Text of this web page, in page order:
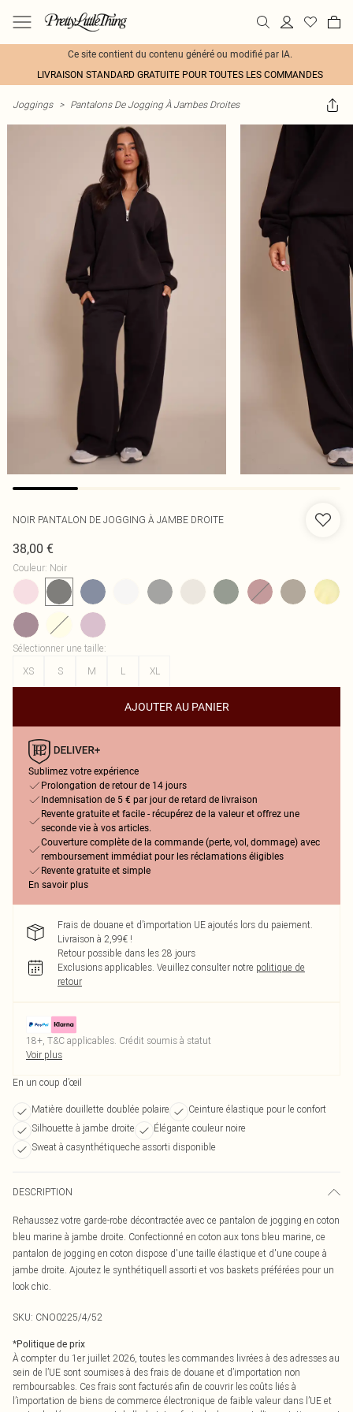
Ce site contient du contenu généré ou modifié par IA.
LIVRAISON STANDARD GRATUITE POUR TOUTES LES COMMANDES
Joggings > Pantalons De Jogging À Jambes Droites
NOIR PANTALON DE JOGGING À JAMBE DROITE
38,00 €
Couleur: Noir
Sélectionner une taille:
XS
S M L XL
AJOUTER AU PANIER
Sublimez votre expérience
Prolongation de retour de 14 jours
Indemnisation de 5 € par jour de retard de livraison
Revente gratuite et facile - récupérez de la valeur et offrez une
seconde vie à vos articles.
Couverture complète de la commande (perte, vol, dommage) avec
remboursement immédiat pour les réclamations éligibles
Revente gratuite et simple
En savoir plus
Frais de douane et d’importation UE ajoutés lors du paiement.
Livraison à 2,99€ !
Retour possible dans les 28 jours
Exclusions applicables. Veuillez consulter notre politique de
retour
18+, T&C applicables. Crédit soumis à statut
Voir plus
En un coup d’œil
Matière douillette doublée polaire
Ceinture élastique pour le confort
Silhouette à jambe droite
Élégante couleur noire
Sweat à casynthétiqueche assorti disponible
DESCRIPTION
Rehaussez votre garde-robe décontractée avec ce pantalon de jogging en coton
bleu marine à jambe droite. Confectionné en coton aux tons bleu marine, ce
pantalon de jogging en coton dispose d'une taille élastique et d'une coupe à
jambe droite. Ajoutez le synthétiquell assorti et vos baskets préférées pour un
look chic.
SKU: CNO0225/4/52
*Politique de prix
À compter du 1er juillet 2026, toutes les commandes livrées à des adresses au
sein de l’UE sont soumises à des frais de douane et d’importation non
remboursables. Ces frais sont facturés afin de couvrir les coûts liés à
l’importation de biens de commerce électronique de faible valeur dans l’UE et